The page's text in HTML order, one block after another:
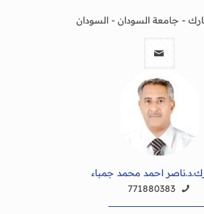
- جامعة السودان - السودان
احمد محمد جمباء
771880383